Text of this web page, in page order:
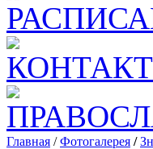
Главная /Фотогалерея /